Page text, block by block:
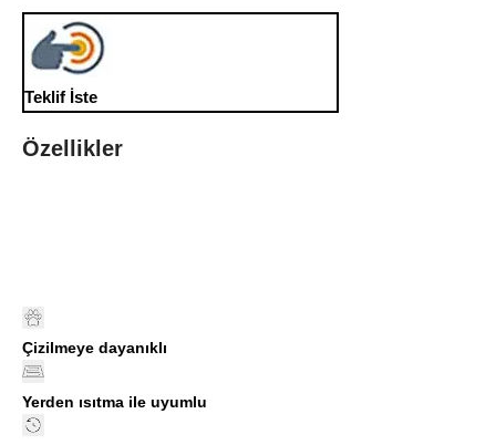
Teklif İste
Özellikler
Çizilmeye dayanıklı
Yerden ısıtma ile uyumlu